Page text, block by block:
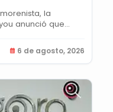
la
anunció que...
6 de agosto, 2026